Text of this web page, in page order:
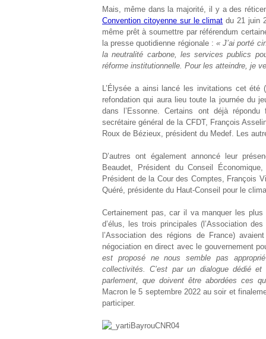
Mais, même dans la majorité, il y a des
Convention citoyenne sur le climat du 21 juin
même prêt à soumettre par référendum
la presse quotidienne régionale : « J’ai porté
la neutralité carbone, les services publics
réforme institutionnelle. Pour les atteindre, je
L’Élysée a ainsi lancé les invitations cet
refondation qui aura lieu toute la journée du
dans l’Essonne. Certains ont déjà
secrétaire général de la CFDT, François
Roux de Bézieux, président du Medef. Les
D’autres ont également annoncé leur
Beaudet, Président du Conseil
Président de la Cour des Comptes, François
Quéré, présidente du Haut-Conseil pour le
Certainement pas, car il va manquer les
d’élus, les trois principales (l’Association
l’Association des régions de France)
négociation en direct avec le gouvernement
est proposé ne nous semble pas
collectivités. C’est par un dialogue dédié
parlement, que doivent être abordées ces
Macron le 5 septembre 2022 au soir et
participer.